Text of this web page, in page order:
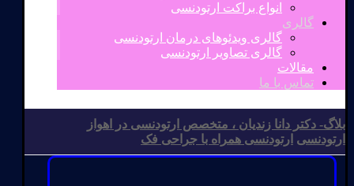
انواع براکت ارتودنسی
گالری
گالری ویدئوهای درمان ارتودنسی
گالری تصاویر ارتودنسی
مقالات
تماس با ما
بلاگ- دکتر دانا زندیان ، متخصص ارتودنسی در اهواز
ارتودنسی ارتودنسی همراه با جراحی فک